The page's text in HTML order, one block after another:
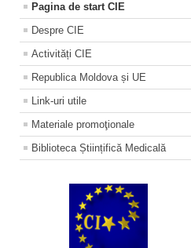
Pagina de start CIE
Despre CIE
Activități CIE
Republica Moldova și UE
Link-uri utile
Materiale promoţionale
Biblioteca Științifică Medicală